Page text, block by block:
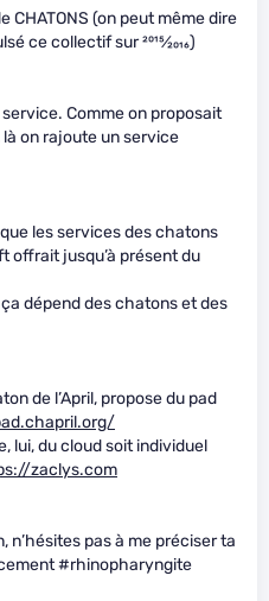
CHATONS (on peut même dire
ce collectif sur2015⁄2016)
Comme on proposait
on rajoute un service
les services des chatons
offrait jusqu’à présent du
dépend des chatons et des
de l’April, propose du pad
lui, du cloud soit individuel
zaclys.com
n’hésites pas à me préciser ta
#rhinopharyngite